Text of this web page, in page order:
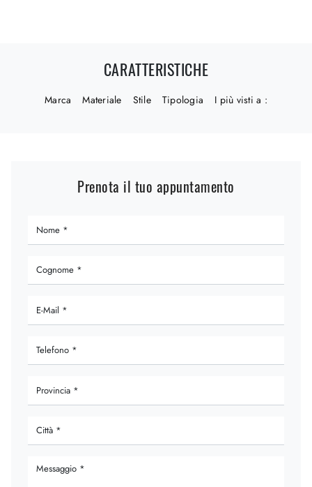
CARATTERISTICHE
Marca Materiale Stile Tipologia I più visti a :
Prenota il tuo appuntamento